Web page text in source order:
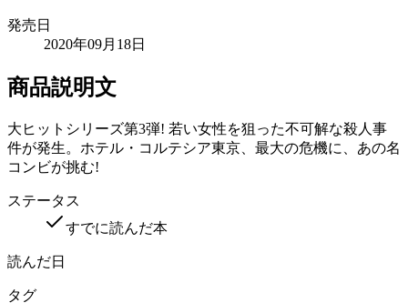
発売日
2020年09月18日
商品説明文
大ヒットシリーズ第3弾! 若い女性を狙った不可解な殺人事
件が発生。ホテル・コルテシア東京、最大の危機に、あの名
コンビが挑む!
ステータス
すでに読んだ本
読んだ日
タグ